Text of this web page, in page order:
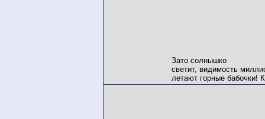
Зато солнышко
светит, видимость
летают горные бабочки!